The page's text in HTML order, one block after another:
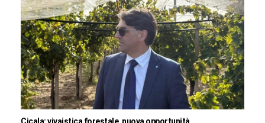
Cicala: vivaistica forestale, nuova opportunità